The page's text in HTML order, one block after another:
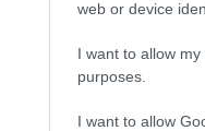
web or device
I want to allow
purposes.
I want to allow